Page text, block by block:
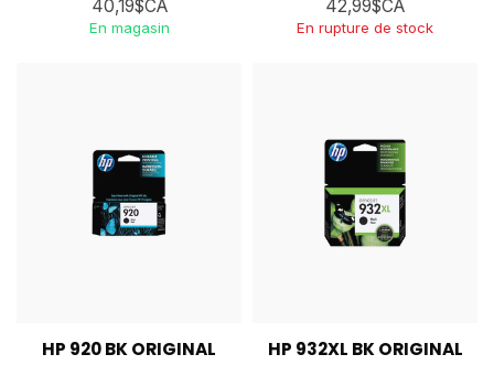
40,19$CA
En magasin
42,99$CA
En rupture de stock
HP 920 BK ORIGINAL HP 932XL BK ORIGINAL